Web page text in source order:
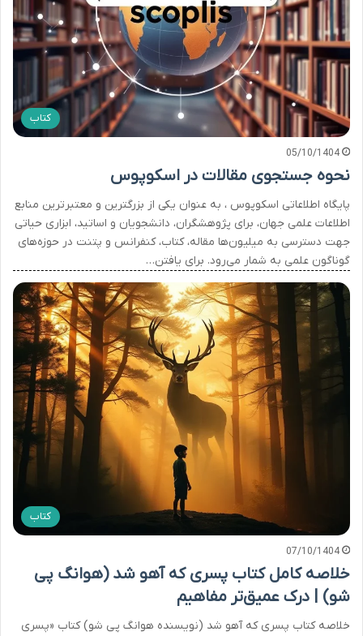
کتاب
05/10/1404
نحوه جستجوی مقالات در اسکوپوس
پایگاه اطلاعاتی اسکوپوس ، به عنوان یکی از بزرگترین و معتبرترین منابع
اطلاعات علمی جهان، برای پژوهشگران، دانشجویان و اساتید، ابزاری حیاتی
جهت دسترسی به میلیون‌ها مقاله، کتاب، کنفرانس و پتنت در حوزه‌های
گوناگون علمی به شمار می‌رود. برای یافتن…
کتاب
07/10/1404
خلاصه کامل کتاب پسری که آهو شد (هوانگ پی
شو) | درک عمیق‌تر مفاهیم
خلاصه کتاب پسری که آهو شد (نویسنده هوانگ پی شو) کتاب «پسری